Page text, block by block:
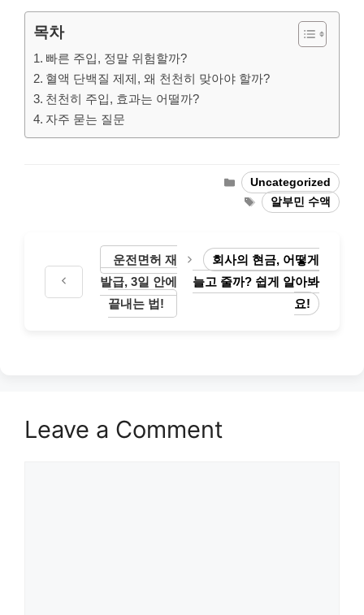
목차
빠른 주입, 정말 위험할까?
혈액 단백질 제제, 왜 천천히 맞아야 할까?
천천히 주입, 효과는 어떨까?
자주 묻는 질문
Categories
Uncategorized
Tags알부민 수액
운전면허 재
발급, 3일 안에
끝내는 법!
회사의 현금, 어떻게
늘고 줄까? 쉽게 알아봐
요!
Leave a Comment